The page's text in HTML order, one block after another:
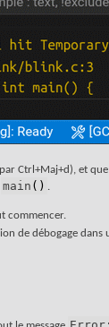
Ctrl+Maj+d), et
main ( )
commencer.
de débogage